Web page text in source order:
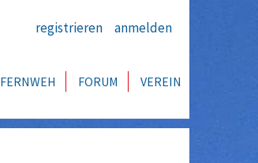
registrieren anmelden
FERNWEH FORUM VEREIN